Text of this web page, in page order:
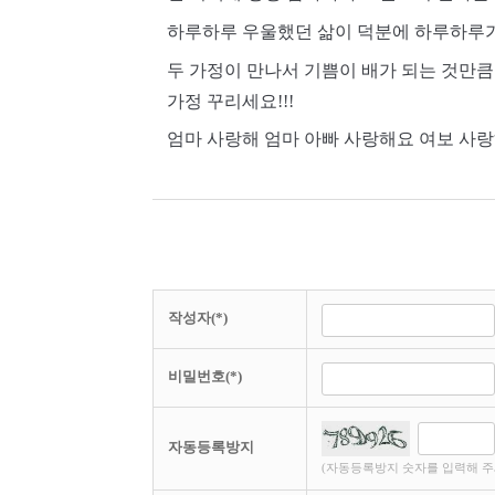
하루하루 우울했던 삶이 덕분에 하루하루
두 가정이 만나서 기쁨이 배가 되는 것만
가정 꾸리세요!!!
엄마 사랑해 엄마 아빠 사랑해요 여보 사
작성자(*)
비밀번호(*)
자동등록방지
(자동등록방지 숫자를 입력해